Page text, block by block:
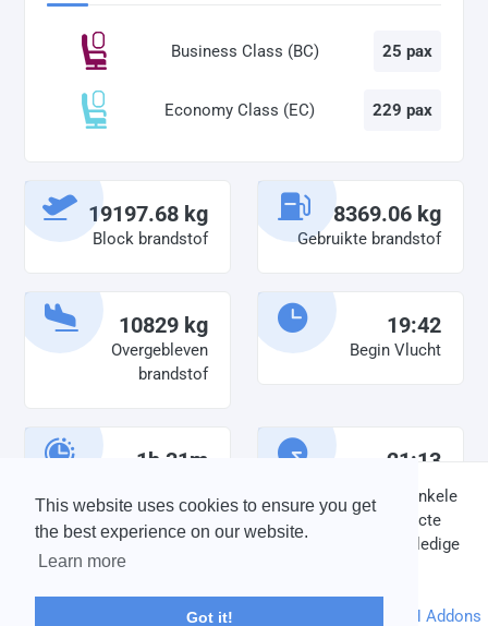
This website uses cookies to ensure you get
the best experience on our website.
Learn more
Got it!
Business Class (BC) 25 pax
Economy Class (EC) 229 pax
19197.68 kg
Block brandstof
8369.06 kg
Gebruikte brandstof
10829 kg
Overgebleven
brandstof
19:42
Begin Vlucht
1h 31m 21:13
Einde vlucht
DISCLAIMER: V-Bird Virtual Airlines Group kan op geen enkele
wijze aansprakelijkheid aanvaarden voor directe of indirecte
schade die is ontstaan ten gevolge van onjuiste of onvolledige
informatie op deze website.
© 2004 - 2026 V-Bird Virtual Airlines Group |Credits
Powered byphpVMS DH Addons